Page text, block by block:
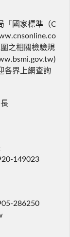
「國家標準（C
之相關檢驗規
各界上網查詢
149023
286250